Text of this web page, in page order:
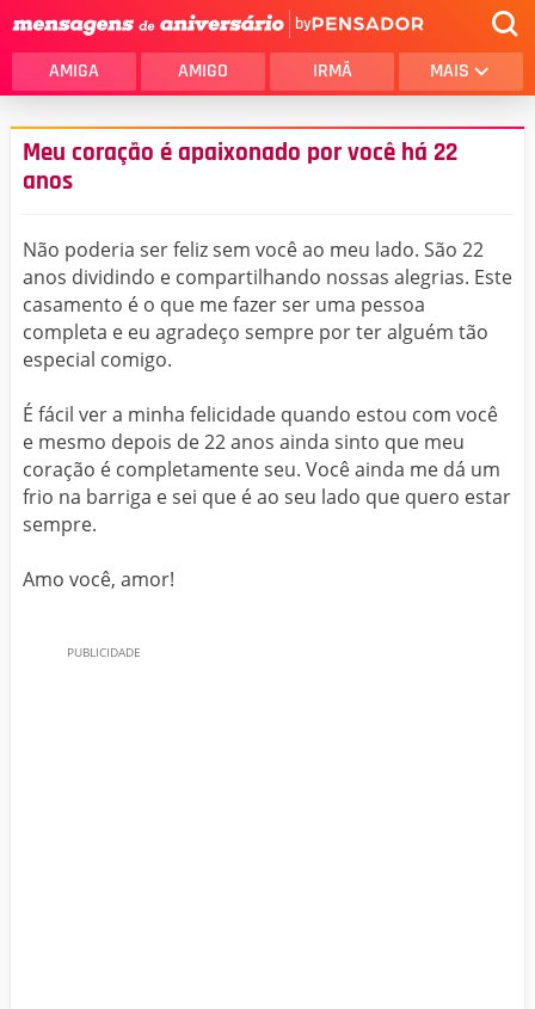
by
AMIGA AMIGO IRMÃ MAIS
Meu coração é apaixonado por você há 22
anos
Não poderia ser feliz sem você ao meu lado. São 22
anos dividindo e compartilhando nossas alegrias. Este
casamento é o que me fazer ser uma pessoa
completa e eu agradeço sempre por ter alguém tão
especial comigo.
É fácil ver a minha felicidade quando estou com você
e mesmo depois de 22 anos ainda sinto que meu
coração é completamente seu. Você ainda me dá um
frio na barriga e sei que é ao seu lado que quero estar
sempre.
Amo você, amor!